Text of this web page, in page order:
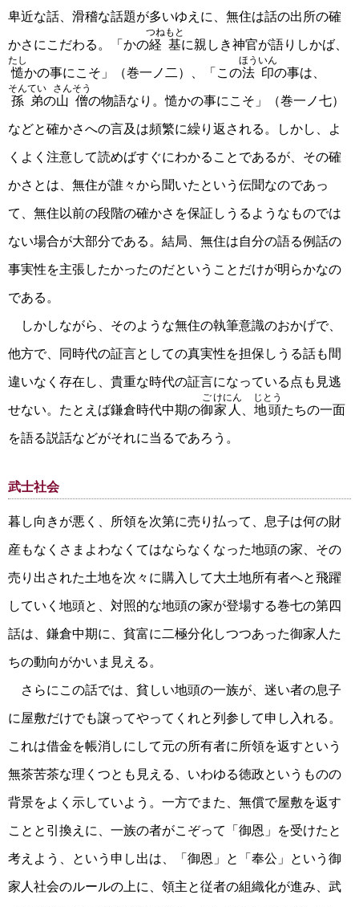
卑近な話、滑稽な話題が多いゆえに、無住は話の出所の確
かさにこだわる。「かの経基
つねもと
に親しき神官が語りしかば、
慥
たし
かの事にこそ」（巻一ノ二）、「この法印
ほういん
の事は、
孫弟
そんてい
の山僧
さんそう
の物語なり。慥かの事にこそ」（巻一ノ七）
などと確かさへの言及は頻繁に繰り返される。しかし、よ
くよく注意して読めばすぐにわかることであるが、その確
かさとは、無住が誰々から聞いたという伝聞なのであっ
て、無住以前の段階の確かさを保証しうるようなものでは
ない場合が大部分である。結局、無住は自分の語る例話の
事実性を主張したかったのだということだけが明らかなの
である。
しかしながら、そのような無住の執筆意識のおかげで、
他方で、同時代の証言としての真実性を担保しうる話も間
違いなく存在し、貴重な時代の証言になっている点も見逃
せない。たとえば鎌倉時代中期の御
ご
家人
けにん
地頭
じとう
たちの一面
を語る説話などがそれに当るであろう。
武士社会
暮し向きが悪く、所領を次第に売り払って、息子は何の財
産もなくさまよわなくてはならなくなった地頭の家、その
売り出された土地を次々に購入して大土地所有者へと飛躍
していく地頭と、対照的な地頭の家が登場する巻七の第四
話は、鎌倉中期に、貧富に二極分化しつつあった御家人た
ちの動向がかいま見える。
さらにこの話では、貧しい地頭の一族が、迷い者の息子
に屋敷だけでも譲ってやってくれと列参して申し入れる。
これは借金を帳消しにして元の所有者に所領を返すという
無茶苦茶な理くつとも見える、いわゆる徳政というものの
背景をよく示していよう。一方でまた、無償で屋敷を返す
ことと引換えに、一族の者がこぞって「御恩」を受けたと
考えよう、という申し出は、「御恩」と「奉公」という御
家人社会のルールの上に、領主と従者の組織化が進み、武